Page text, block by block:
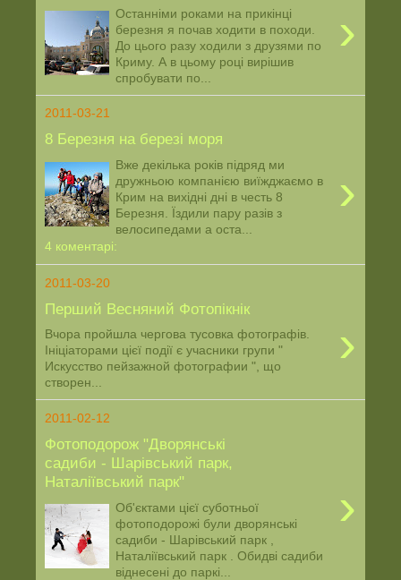
›
Останніми роками на прикінці
березня я почав ходити в походи.
До цього разу ходили з друзями по
Криму. А в цьому році вирішив
спробувати по...
2011-03-21
8 Березня на березі моря
›
Вже декілька років підряд ми
дружньою компанією виїжджаємо в
Крим на вихідні дні в честь 8
Березня. Їздили пару разів з
велосипедами а оста...
4 коментарі:
2011-03-20
Перший Весняний Фотопікнік
›
Вчора пройшла чергова тусовка фотографів.
Ініціаторами цієї події є учасники групи "
Искусство пейзажной фотографии ", що
створен...
2011-02-12
Фотоподорож "Дворянські
садиби - Шарівський парк,
Наталіївський парк"
›
Об'єктами цієї суботньої
фотоподорожі були дворянські
садиби - Шарівський парк ,
Наталіївський парк . Обидві садиби
віднесені до паркі...